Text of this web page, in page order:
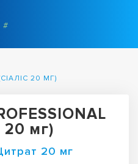
20 МГ)
20 мг)
20 мг